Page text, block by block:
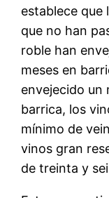
establece que
que no han
roble han
meses en
envejecido un
barrica, los
mínimo de
vinos gran
de treinta y